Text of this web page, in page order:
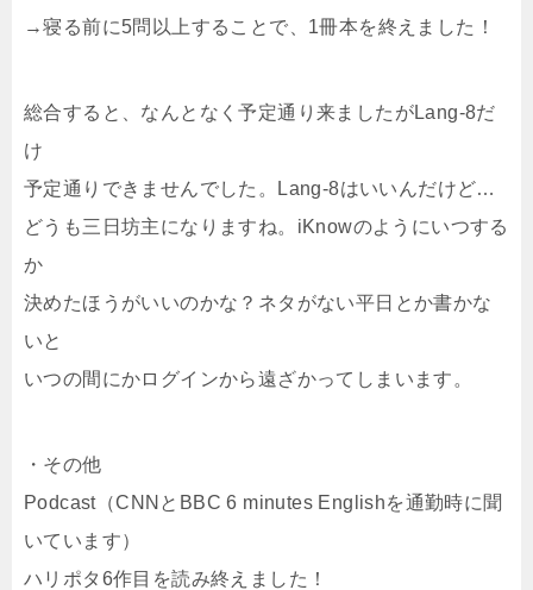
→寝る前に5問以上することで、1冊本を終えました！
総合すると、なんとなく予定通り来ましたがLang-8だ
け
予定通りできませんでした。Lang-8はいいんだけど…
どうも三日坊主になりますね。iKnowのようにいつする
か
決めたほうがいいのかな？ネタがない平日とか書かな
いと
いつの間にかログインから遠ざかってしまいます。
・その他
Podcast（CNNとBBC 6 minutes Englishを通勤時に聞
いています）
ハリポタ6作目を読み終えました！